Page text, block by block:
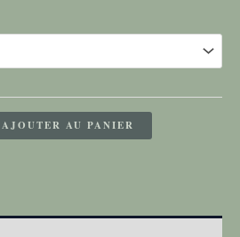
AJOUTER AU PANIER